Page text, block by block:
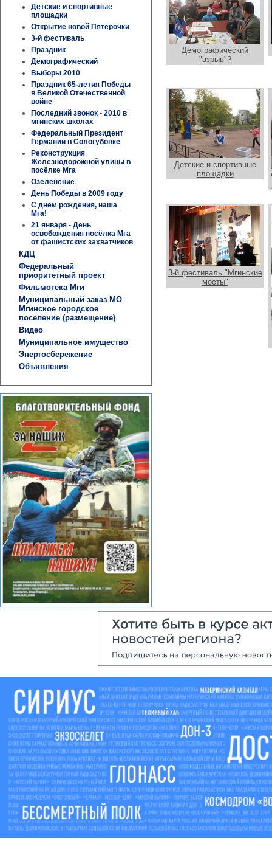
Детские и спортивные
площадки
Открытие новой Пятёрочки
3-й фестиваль
Праздник
Демографический
Выборы 2010
Праздник 65-летия Победы
в Великой Отечественной
войне
Последний звонок - 2010 в
мгинских школах
Федеральный Президент
Германии в Сологубовке
Реконструкция
Железнодорожной улицы в
посёлке Мга
Озеленение
День Победы в 2009 году
С днём рождения, наша
Мга!
21 января - День
освобождения посёлка Мга
от фашистских захватчиков
КДЦ
Федеральный
приоритетный проект
Фильмотека Мги
Муниципальный заказ МО
Мгинское городское
поселение (размещение)
Видео
Муниципальное имущество
Энергосбережение
Объявления
Демографический
"взрыв"?
Детские и спортивные
площадки
3-й фестиваль "Мгинские
мосты"